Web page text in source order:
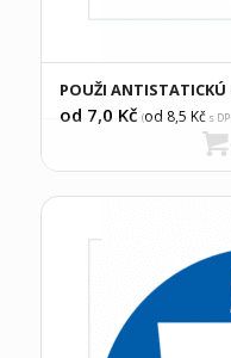
POUŽI ANTISTATICKÚ
od 7,0 Kč (od 8,5 Kčs